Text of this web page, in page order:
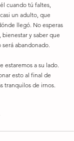
cuando tú faltes,
un adulto, que
llegó. No esperas
bienestar y saber que
abandonado.
estaremos a su lado.
esto al final de
tranquilos de irnos.